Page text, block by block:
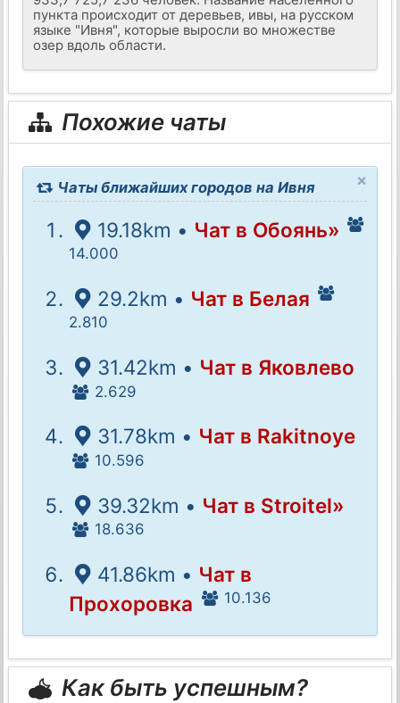
пункта происходит от деревьев, ивы, на русском
языке "Ивня", которые выросли во множестве
озер вдоль области.
Похожие чаты
×
Чаты ближайших городов на Ивня
19.18km • Чат в Обоянь»
14.000
29.2km • Чат в Белая
2.810
31.42km • Чат в Яковлево
2.629
31.78km • Чат в Rakitnoye
10.596
39.32km • Чат в Stroitel»
18.636
41.86km • Чат в
Прохоровка
10.136
Как быть успешным?